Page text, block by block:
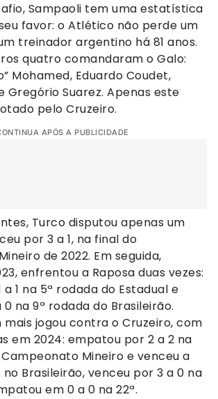
Sampaoli tem uma estatística
favor: o Atlético não perde um
treinador argentino há 81 anos.
quatro comandaram o Galo:
Mohamed, Eduardo Coudet,
Gregório Suarez. Apenas este
pelo Cruzeiro.
APÓS A PUBLICIDADE
Turco disputou apenas um
por 3 a 1, na final do
de 2022. Em seguida,
enfrentou a Raposa duas vezes:
1 na 5ª rodada do Estadual e
na 9ª rodada do Brasileirão.
mais jogou contra o Cruzeiro, com
em 2024: empatou por 2 a 2 na
Mineiro e venceu a
no Brasileirão, venceu por 3 a 0 na
em 0 a 0 na 22ª.